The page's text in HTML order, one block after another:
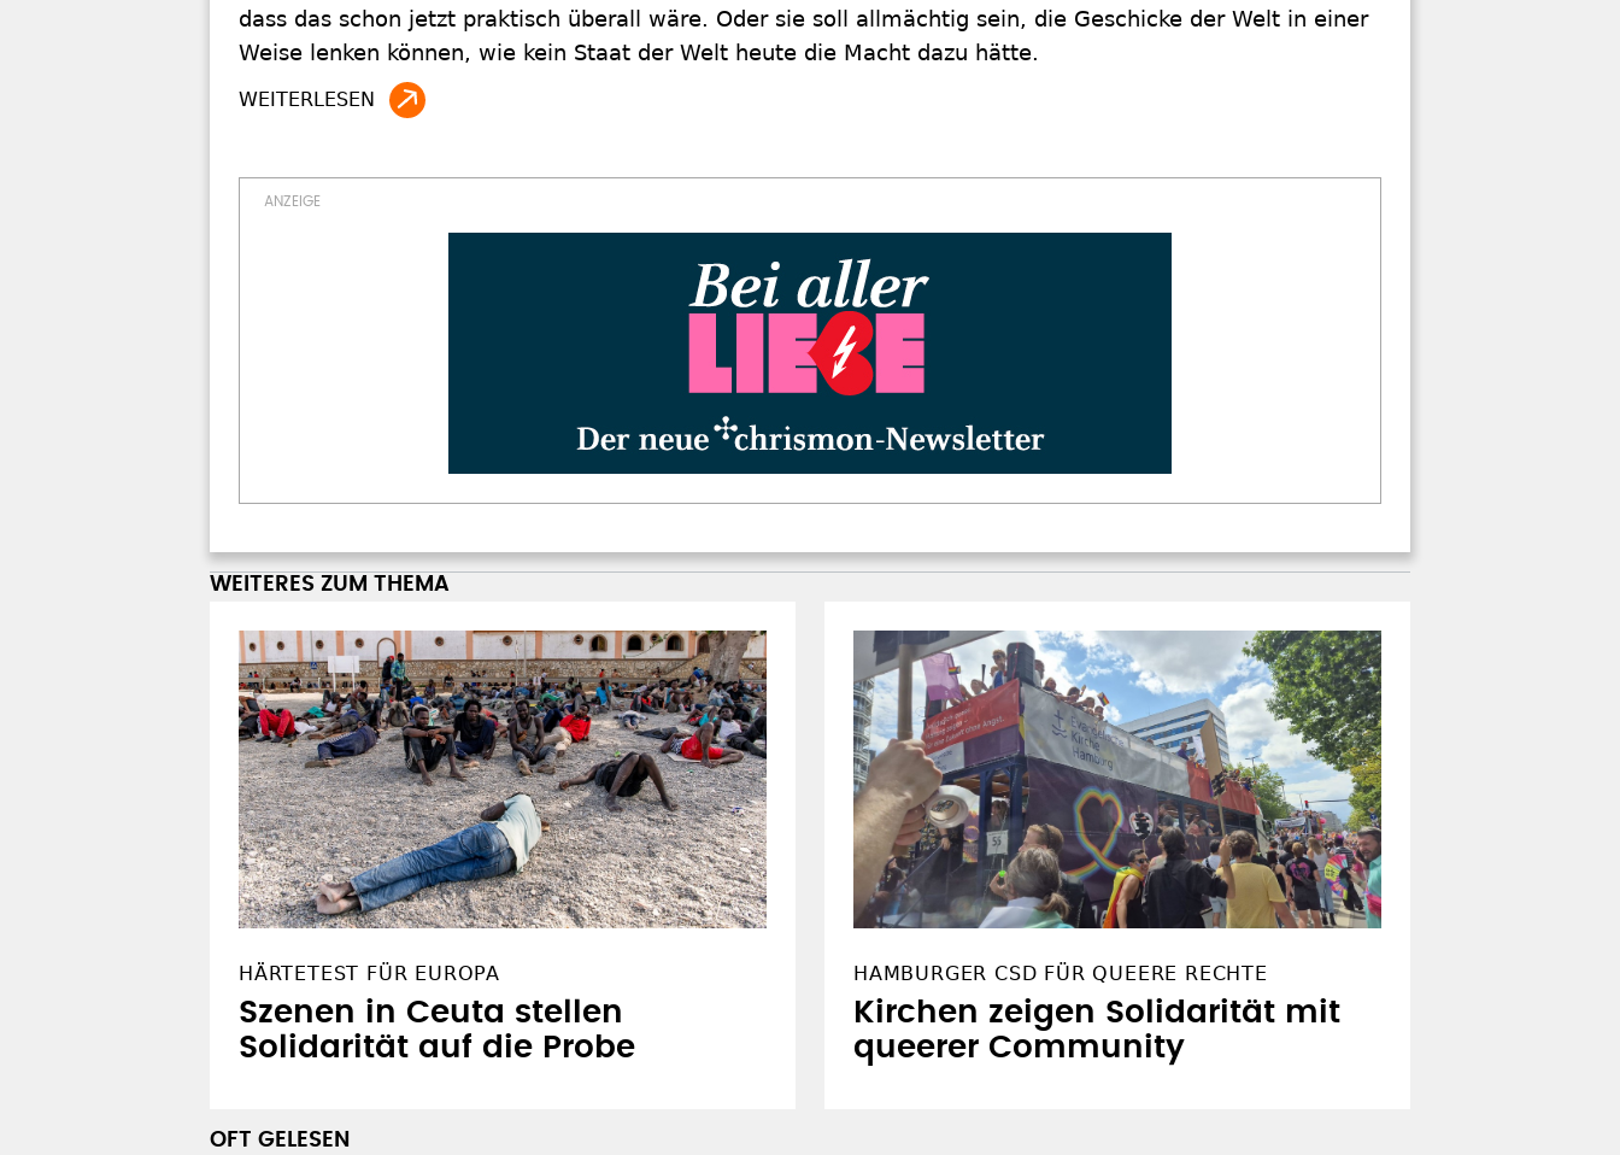
dass das schon jetzt praktisch überall wäre. Oder sie soll allmächtig sein, die Geschicke der Welt in einer
Weise lenken ­können, wie kein Staat der Welt heute die Macht dazu hätte.
WEITERES ZUM THEMA
HÄRTETEST FÜR EUROPA
Szenen in Ceuta stellen
Solidarität auf die Probe
HAMBURGER CSD FÜR QUEERE RECHTE
Kirchen zeigen Solidarität mit
queerer Community
OFT GELESEN